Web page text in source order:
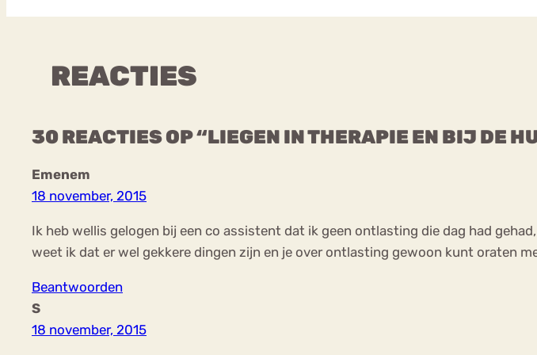
REACTIES
30 REACTIES OP “LIEGEN IN THERAPIE EN BIJ DE
Emenem
18 november, 2015
Ik heb wellis gelogen bij een co assistent dat ik geen ontlasting die dag had
weet ik dat er wel gekkere dingen zijn en je over ontlasting gewoon kunt oraten
Beantwoorden
S
18 november, 2015